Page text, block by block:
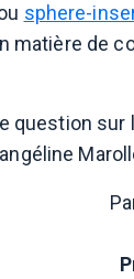
sphere-
matière de
question